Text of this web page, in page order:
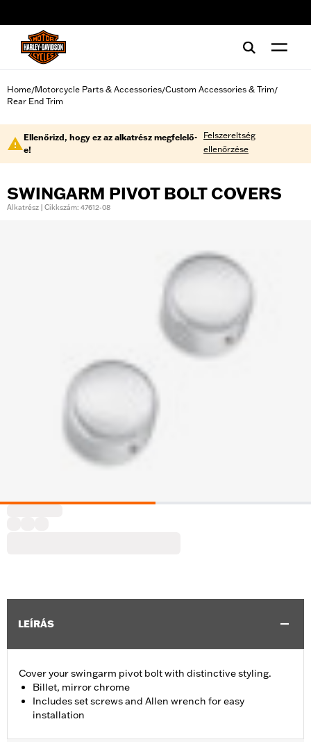
Home/Motorcycle Parts & Accessories/Custom Accessories & Trim/
Rear End Trim
Ellenőrizd, hogy ez az alkatrész megfelelő-
e!
Felszereltség
ellenőrzése
SWINGARM PIVOT BOLT COVERS
Alkatrész | Cikkszám: 47612-08
LEÍRÁS
Cover your swingarm pivot bolt with distinctive styling.
Billet, mirror chrome
Includes set screws and Allen wrench for easy
installation